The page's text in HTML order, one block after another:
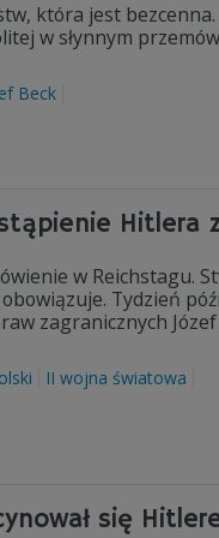
która jest
w słynnym
Beck
Hitlera
w Reichstagu.
Tydzień
zagranicznych
II wojna światowa
się